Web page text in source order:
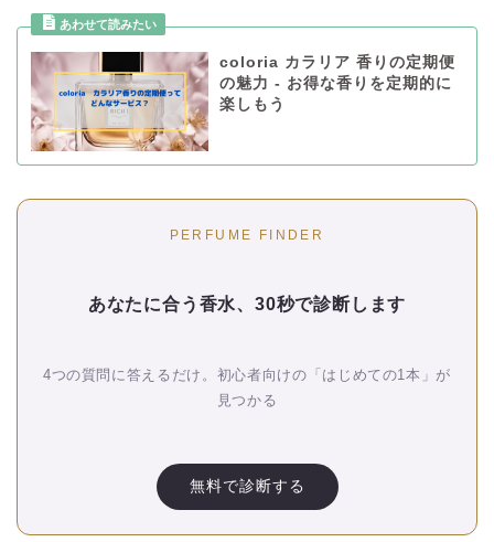
coloria カラリア 香りの定期便
の魅力 - お得な香りを定期的に
楽しもう
PERFUME FINDER
あなたに合う香水、30秒で診断します
4つの質問に答えるだけ。初心者向けの「はじめての1本」が
見つかる
無料で診断する